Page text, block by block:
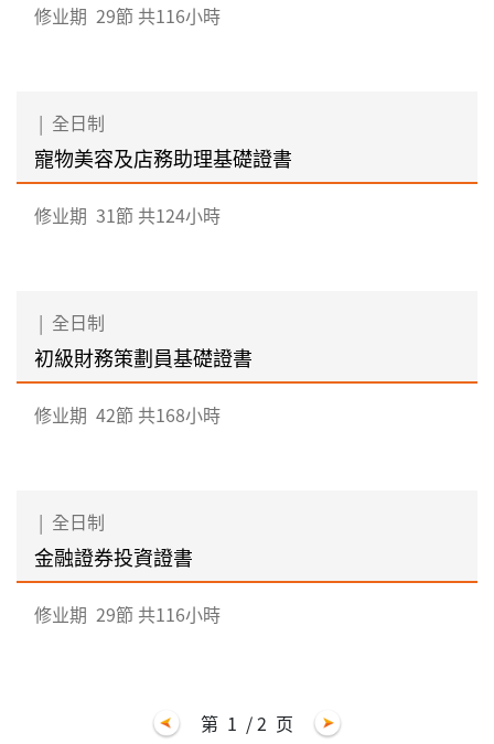
修业期 29節 共116小時
| 全日制
寵物美容及店務助理基礎證書
修业期 31節 共124小時
| 全日制
初級財務策劃員基礎證書
修业期 42節 共168小時
| 全日制
金融證券投資證書
修业期 29節 共116小時
第 1 / 2 页